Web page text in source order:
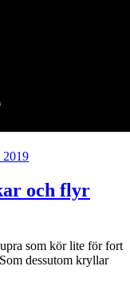
2019
och flyr
som kör lite för fort
dessutom kryllar